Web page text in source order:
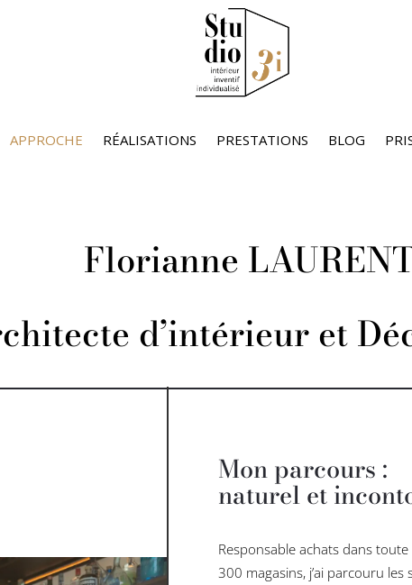
APPROCHE RÉALISATIONS PRESTATIONS BLOG
Florianne
d’intérieur et
Mon parcours :
naturel et
Responsable achats dans
300 magasins, j’ai parcouru